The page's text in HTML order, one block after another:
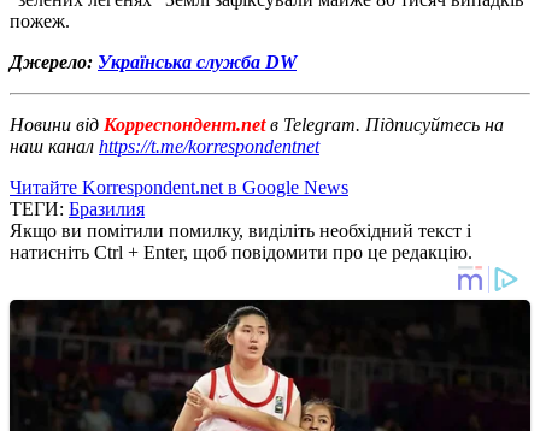
пожеж.
Джерело: Українська служба DW
Новини від Корреспондент.netв Telegram. Підписуйтесь на
наш канал https://t.me/korrespondentnet
Читайте Korrespondent.net в Google News
ТЕГИ: Бразилия
Якщо ви помітили помилку, виділіть необхідний текст і
натисніть Ctrl + Enter, щоб повідомити про це редакцію.